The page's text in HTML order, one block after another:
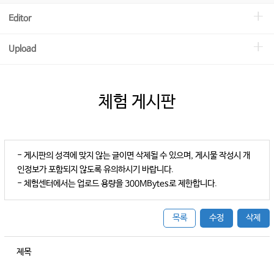
Editor
Upload
체험 게시판
- 게시판의 성격에 맞지 않는 글이면 삭제될 수 있으며, 게시물 작성시 개
인정보가 포함되지 않도록 유의하시기 바랍니다.
- 체험센터에서는 업로드 용량을 300MBytes로 제한합니다.
목록 수정 삭제
제목